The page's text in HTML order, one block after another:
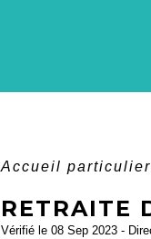
Accueil
RETRAITE
Vérifié le 08 Sep 2023 -